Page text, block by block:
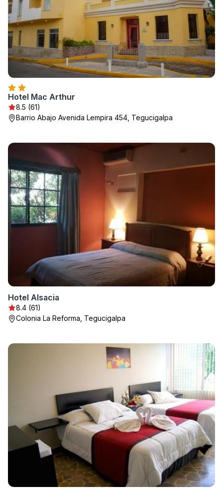
Hotel Mac Arthur
8.5 (61)
Barrio Abajo Avenida Lempira 454, Tegucigalpa
Hotel Alsacia
8.4 (61)
Colonia La Reforma, Tegucigalpa